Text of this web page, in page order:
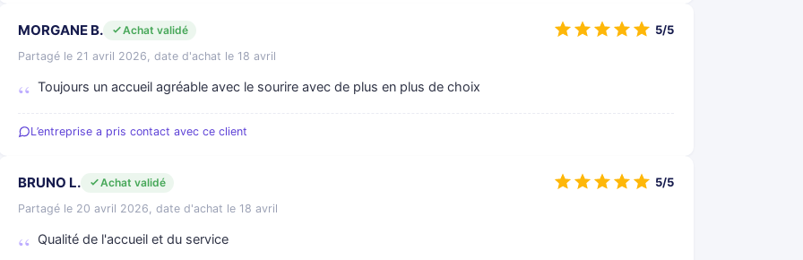
MORGANE B.
Achat validé
Partagé le 21 avril 2026, date d'achat le 18 avril
Toujours un accueil agréable avec le sourire avec de plus en plus de choix
5/5
L’entreprise a pris contact avec ce client
BRUNO L.
Achat validé
Partagé le 20 avril 2026, date d'achat le 18 avril
Qualité de l'accueil et du service
5/5